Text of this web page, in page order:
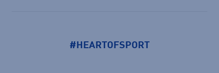
#HEARTOFSPORT